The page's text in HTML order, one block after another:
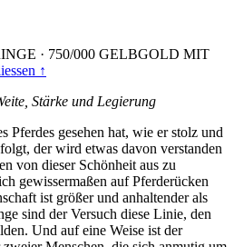
· 750/000 GELBGOLD MIT
↑
Stärke und Legierung
Pferdes gesehen hat, wie er stolz und
der wird etwas davon verstanden
von dieser Schönheit aus zu
gewissermaßen auf Pferderücken
ist größer und anhaltender als
sind der Versuch diese Linie, den
Und auf eine Weise ist der